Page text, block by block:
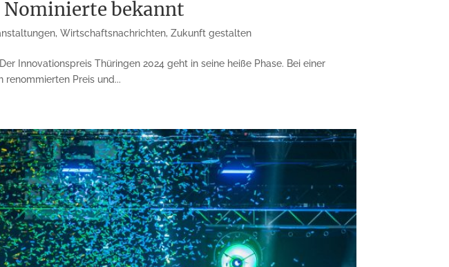
bekannt
,Wirtschaftsnachrichten,Zukunft gestalten
Innovationspreis Thüringen 2024 geht in seine heiße Phase. Bei einer
renommierten Preis und...